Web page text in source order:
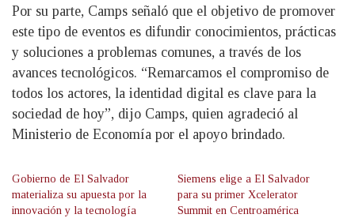
Por su parte, Camps señaló que el objetivo de promover
este tipo de eventos es difundir conocimientos, prácticas
y soluciones a problemas comunes, a través de los
avances tecnológicos. “Remarcamos el compromiso de
todos los actores, la identidad digital es clave para la
sociedad de hoy”, dijo Camps, quien agradeció al
Ministerio de Economía por el apoyo brindado.
Gobierno de El Salvador
materializa su apuesta por la
innovación y la tecnología
Siemens elige a El Salvador
para su primer Xcelerator
Summit en Centroamérica